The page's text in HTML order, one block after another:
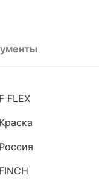
F FLEX
Краска
Россия
FINCH